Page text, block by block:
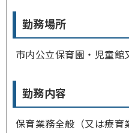
勤務場所
市内公立保育園・児童館
勤務内容
保育業務全般（又は療育